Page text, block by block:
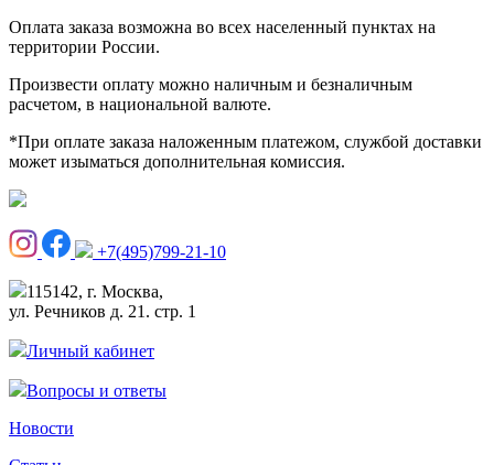
Оплата заказа возможна во всех населенный пунктах на
территории России.
Произвести оплату можно наличным и безналичным
расчетом, в национальной валюте.
*При оплате заказа наложенным платежом, службой доставки
может изыматься дополнительная комиссия.
+7(495)799-21-10
115142, г. Москва,
ул. Речников д. 21. стр. 1
Личный кабинет
Вопросы и ответы
Новости